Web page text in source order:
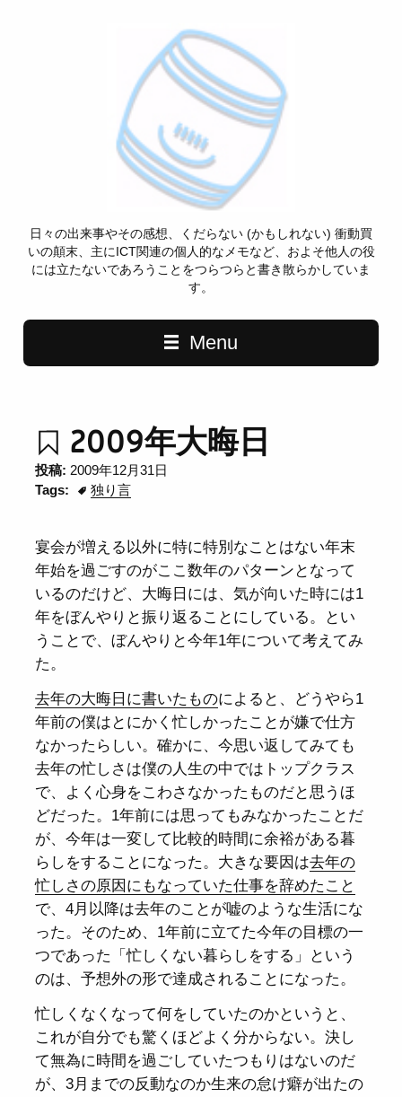
日々の出来事やその感想、くだらない (かもしれない) 衝動買
いの顛末、主にICT関連の個人的なメモなど、およそ他人の役
には立たないであろうことをつらつらと書き散らかしていま
す。
Menu
2009年大晦日
投稿: 2009年12月31日
Tags:
独り言
宴会が増える以外に特に特別なことはない年末
年始を過ごすのがここ数年のパターンとなって
いるのだけど、大晦日には、気が向いた時には1
年をぼんやりと振り返ることにしている。とい
うことで、ぼんやりと今年1年について考えてみ
た。
去年の大晦日に書いたものによると、どうやら1
年前の僕はとにかく忙しかったことが嫌で仕方
なかったらしい。確かに、今思い返してみても
去年の忙しさは僕の人生の中ではトップクラス
で、よく心身をこわさなかったものだと思うほ
どだった。1年前には思ってもみなかったことだ
が、今年は一変して比較的時間に余裕がある暮
らしをすることになった。大きな要因は去年の
忙しさの原因にもなっていた仕事を辞めたこと
で、4月以降は去年のことが嘘のような生活にな
った。そのため、1年前に立てた今年の目標の一
つであった「忙しくない暮らしをする」という
のは、予想外の形で達成されることになった。
忙しくなくなって何をしていたのかというと、
これが自分でも驚くほどよく分からない。決し
て無為に時間を過ごしていたつもりはないのだ
が、3月までの反動なのか生来の怠け癖が出たの